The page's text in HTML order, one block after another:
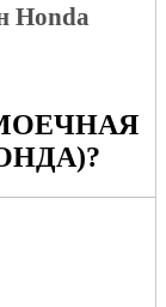
Honda